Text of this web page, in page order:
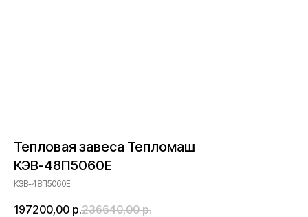
Тепловая завеса Тепломаш
КЭВ-48П5060Е
КЭВ-48П5060Е
197200,00 р.236640,00 р.